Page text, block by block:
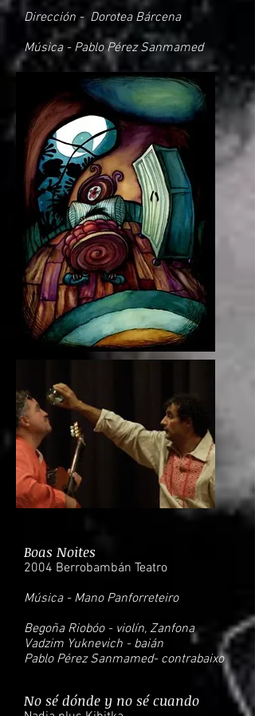
Dirección - Dorotea Bárcena
Música - Pablo Pérez Sanmamed
Boas Noites
2004 Berrobambán Teatro
Música - Mano Panforreteiro
Begoña Riobóo - violín, Zanfona
Vadzim Yuknevich - baián
Pablo Pérez Sanmamed- contrabaixo
No sé dónde y no sé cuando